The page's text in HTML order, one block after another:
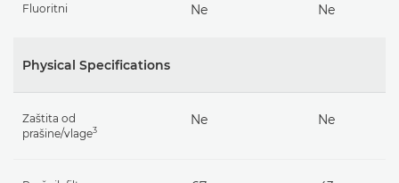
Fluoritni Ne Ne
Physical Specifications
Zaštita od
prašine/vlage3
Ne Ne